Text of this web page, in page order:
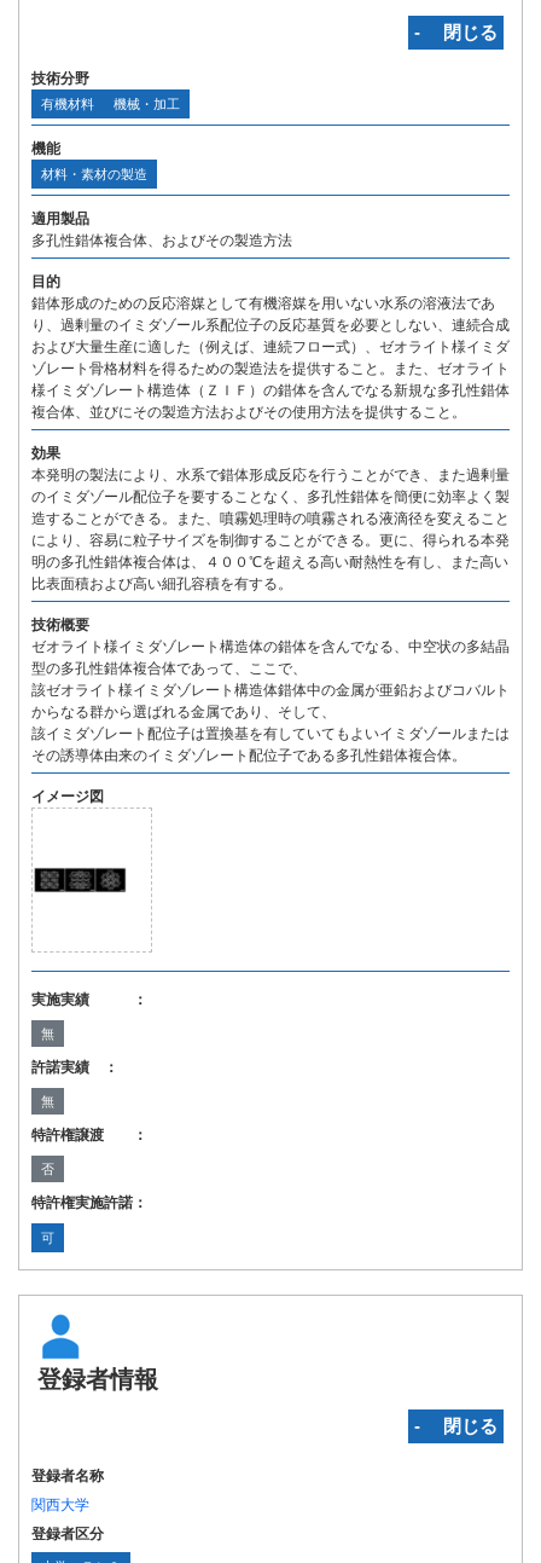
‐ 閉じる
技術分野
有機材料 機械・加工
機能
材料・素材の製造
適用製品
多孔性錯体複合体、およびその製造方法
目的
錯体形成のための反応溶媒として有機溶媒を用いない水系の溶液法であ
り、過剰量のイミダゾール系配位子の反応基質を必要としない、連続合成
および大量生産に適した（例えば、連続フロー式）、ゼオライト様イミダ
ゾレート骨格材料を得るための製造法を提供すること。また、ゼオライト
様イミダゾレート構造体（ＺＩＦ）の錯体を含んでなる新規な多孔性錯体
複合体、並びにその製造方法およびその使用方法を提供すること。
効果
本発明の製法により、水系で錯体形成反応を行うことができ、また過剰量
のイミダゾール配位子を要することなく、多孔性錯体を簡便に効率よく製
造することができる。また、噴霧処理時の噴霧される液滴径を変えること
により、容易に粒子サイズを制御することができる。更に、得られる本発
明の多孔性錯体複合体は、４００℃を超える高い耐熱性を有し、また高い
比表面積および高い細孔容積を有する。
技術概要
ゼオライト様イミダゾレート構造体の錯体を含んでなる、中空状の多結晶
型の多孔性錯体複合体であって、ここで、
該ゼオライト様イミダゾレート構造体錯体中の金属が亜鉛およびコバルト
からなる群から選ばれる金属であり、そして、
該イミダゾレート配位子は置換基を有していてもよいイミダゾールまたは
その誘導体由来のイミダゾレート配位子である多孔性錯体複合体。
イメージ図
実施実績 ：
無
許諾実績 ：
無
特許権譲渡 ：
否
特許権実施許諾：
可
登録者情報
‐ 閉じる
登録者名称
関西大学
登録者区分